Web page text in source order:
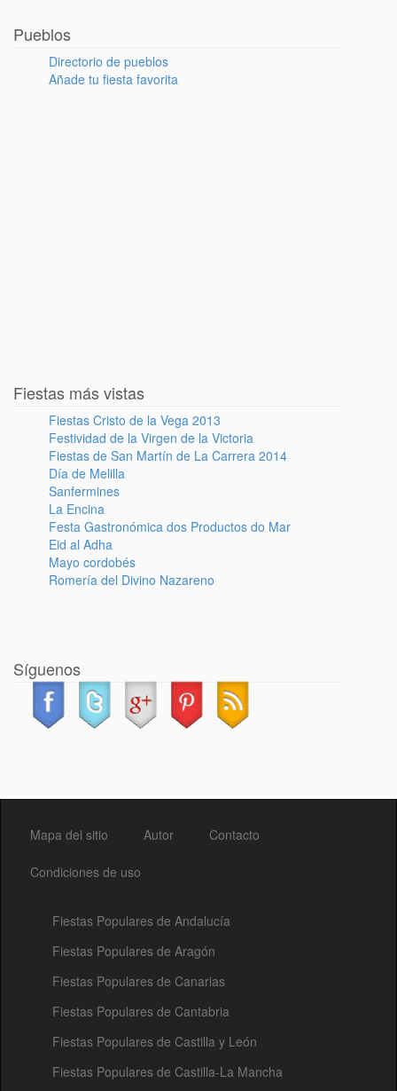
Pueblos
Directorio de pueblos
Añade tu fiesta favorita
Fiestas más vistas
Fiestas Cristo de la Vega 2013
Festividad de la Virgen de la Victoria
Fiestas de San Martín de La Carrera 2014
Día de Melilla
Sanfermines
La Encina
Festa Gastronómica dos Productos do Mar
Eid al Adha
Mayo cordobés
Romería del Divino Nazareno
Síguenos
Mapa del sitio Autor Contacto
Condiciones de uso
Fiestas Populares de Andalucía
Fiestas Populares de Aragón
Fiestas Populares de Canarias
Fiestas Populares de Cantabria
Fiestas Populares de Castilla y León
Fiestas Populares de Castilla-La Mancha